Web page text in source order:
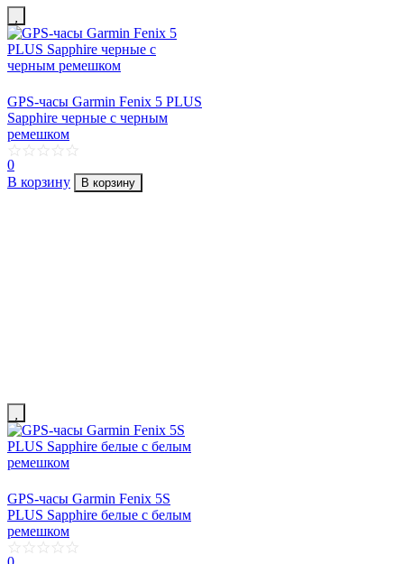
GPS-часы Garmin Fenix 5 PLUS
Sapphire черные с черным
ремешком
0
В корзину
В корзину
GPS-часы Garmin Fenix 5S
PLUS Sapphire белые с белым
ремешком